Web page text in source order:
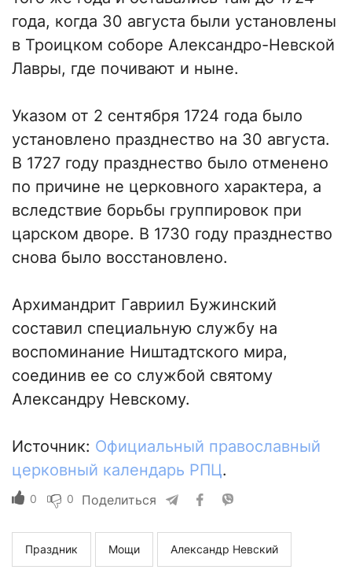
года, когда 30 августа были установлены
в Троицком соборе Александро-Невской
Лавры, где почивают и ныне.
Указом от 2 сентября 1724 года было
установлено празднество на 30 августа.
В 1727 году празднество было отменено
по причине не церковного характера, а
вследствие борьбы группировок при
царском дворе. В 1730 году празднество
снова было восстановлено.
Архимандрит Гавриил Бужинский
составил специальную службу на
воспоминание Ништадтского мира,
соединив ее со службой святому
Александру Невскому.
Источник: Официальный православный
церковный календарь РПЦ.
0 0 Поделиться
Праздник Мощи Александр Невский